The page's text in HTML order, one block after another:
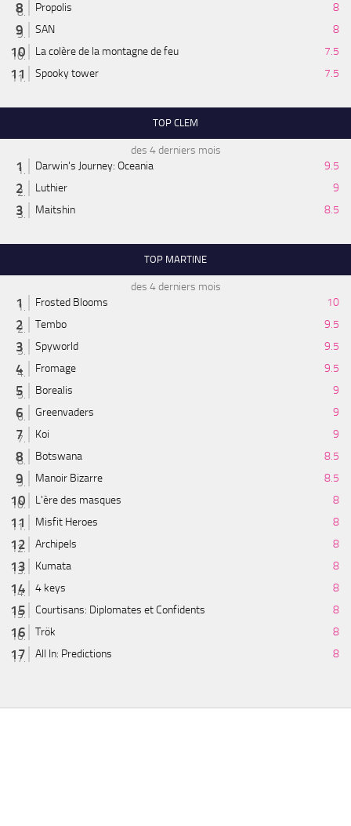
Propolis
8
SAN
8
La colère de la montagne de feu
7.5
Spooky tower
7.5
TOP CLEM
des 4 derniers mois
Darwin's Journey: Oceania
9.5
Luthier
9
Maitshin
8.5
TOP MARTINE
des 4 derniers mois
Frosted Blooms
10
Tembo
9.5
Spyworld
9.5
Fromage
9.5
Borealis
9
Greenvaders
9
Koi
9
Botswana
8.5
Manoir Bizarre
8.5
L'ère des masques
8
Misfit Heroes
8
Archipels
8
Kumata
8
4 keys
8
Courtisans: Diplomates et Confidents
8
Trök
8
All In: Predictions
8